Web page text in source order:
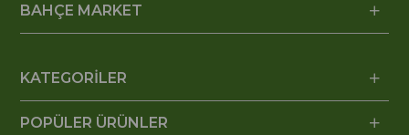
BAHÇE MARKET
KATEGORİLER
POPÜLER ÜRÜNLER